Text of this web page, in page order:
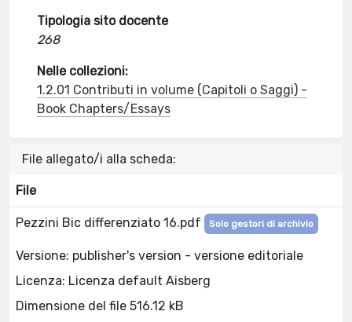
Tipologia sito docente
268
Nelle collezioni:
1.2.01 Contributi in volume (Capitoli o Saggi) -
Book Chapters/Essays
File allegato/i alla scheda:
File
Pezzini Bic differenziato 16.pdf Solo gestori di archivio
Versione: publisher's version - versione editoriale
Licenza: Licenza default Aisberg
Dimensione del file 516.12 kB